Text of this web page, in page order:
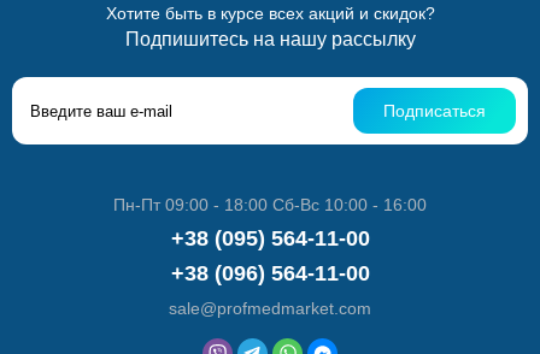
Хотите быть в курсе всех акций и скидок?
Подпишитесь на нашу рассылку
Подписаться
Пн-Пт 09:00 - 18:00 Сб-Вс 10:00 - 16:00
+38 (095) 564-11-00
+38 (096) 564-11-00
sale@profmedmarket.com